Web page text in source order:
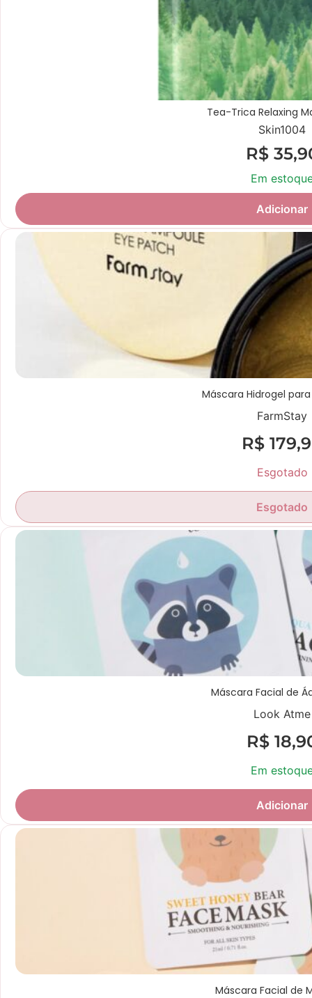
Tea-Trica Relaxing
Skin1004
R$
Em
Adicionar
Máscara Hidrogel
FarmStay
R$
Esgotado
Esgotado
Máscara Facial de
Look Atme
R$
Em
Adicionar
Máscara Facial de